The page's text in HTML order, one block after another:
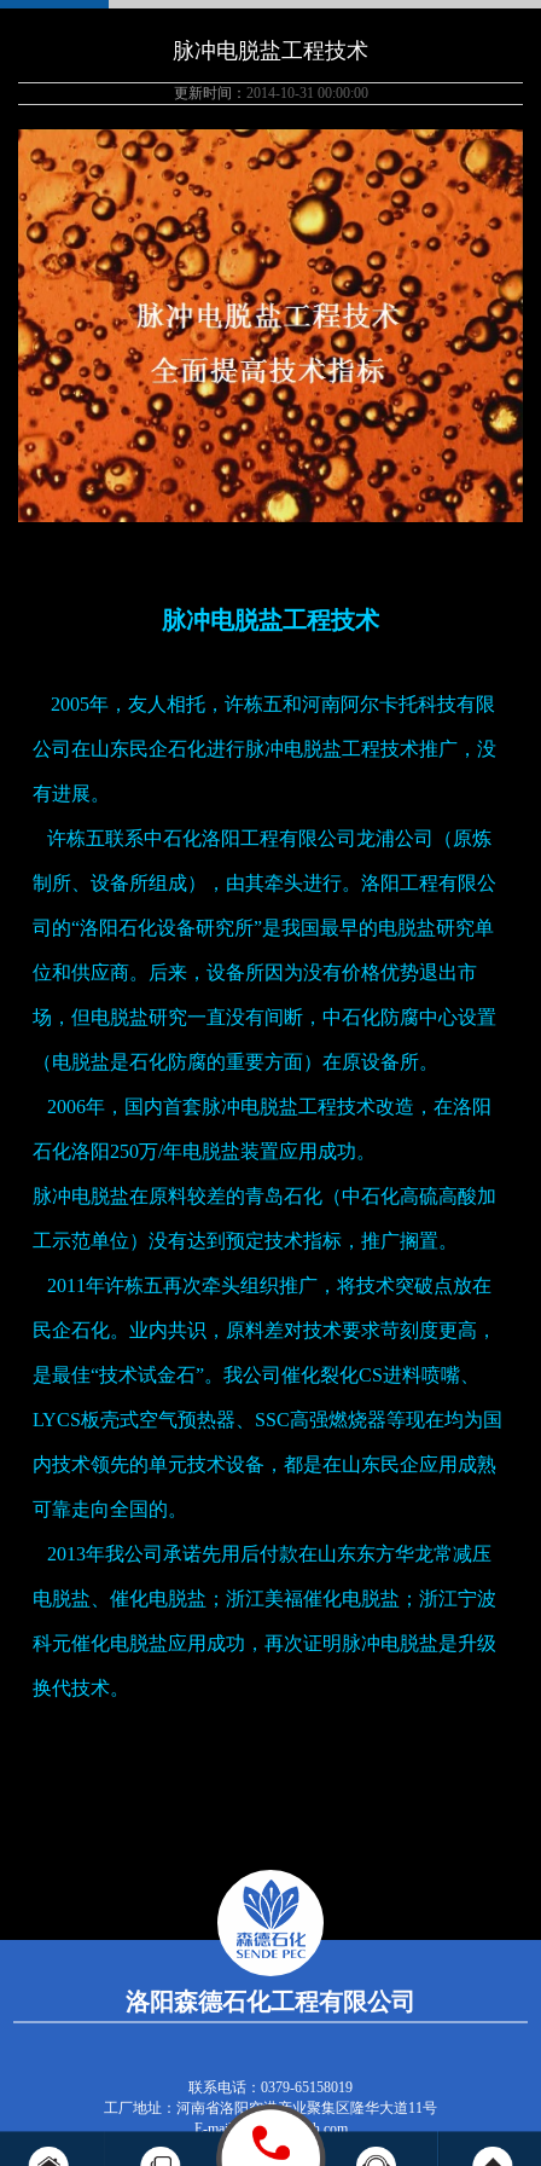
脉冲电脱盐工程技术
更新时间： 2014-10-31 00:00:00
脉冲电脱盐工程技术
2005年，友人相托，许栋五和河南阿尔卡托科技有限
公司在山东民企石化进行脉冲电脱盐工程技术推广，没
有进展。
许栋五联系中石化洛阳工程有限公司龙浦公司（原炼
制所、设备所组成），由其牵头进行。洛阳工程有限公
司的“洛阳石化设备研究所”是我国最早的电脱盐研究单
位和供应商。后来，设备所因为没有价格优势退出市
场，但电脱盐研究一直没有间断，中石化防腐中心设置
（电脱盐是石化防腐的重要方面）在原设备所。
2006年，国内首套脉冲电脱盐工程技术改造，在洛阳
石化洛阳250万/年电脱盐装置应用成功。
脉冲电脱盐在原料较差的青岛石化（中石化高硫高酸加
工示范单位）没有达到预定技术指标，推广搁置。
2011年许栋五再次牵头组织推广，将技术突破点放在
民企石化。业内共识，原料差对技术要求苛刻度更高，
是最佳“技术试金石”。我公司催化裂化CS进料喷嘴、
LYCS板壳式空气预热器、SSC高强燃烧器等现在均为国
内技术领先的单元技术设备，都是在山东民企应用成熟
可靠走向全国的。
2013年我公司承诺先用后付款在山东东方华龙常减压
电脱盐、催化电脱盐；浙江美福催化电脱盐；浙江宁波
科元催化电脱盐应用成功，再次证明脉冲电脱盐是升级
换代技术。
洛阳森德石化工程有限公司
联系电话：0379-65158019
工厂地址：河南省洛阳空港产业聚集区隆华大道11号
E-mail：tech@lysdsh.com